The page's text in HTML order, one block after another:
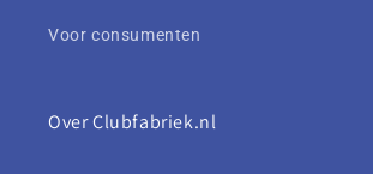
Voor consumenten
Over Clubfabriek.nl